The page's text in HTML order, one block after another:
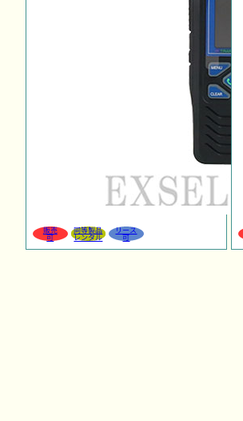
販売
可
同等製品
レンタル
リース
可